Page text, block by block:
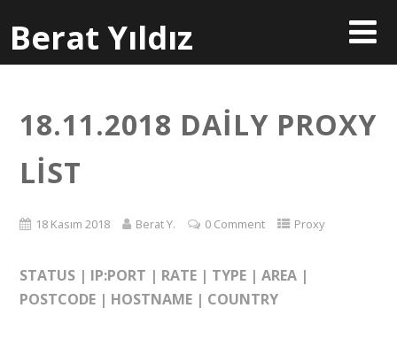
Berat Yıldız
18.11.2018 DAILY PROXY
LIST
18 Kasım 2018 Berat Y. 0 Comment Proxy
STATUS | IP:PORT | RATE | TYPE | AREA |
POSTCODE | HOSTNAME | COUNTRY